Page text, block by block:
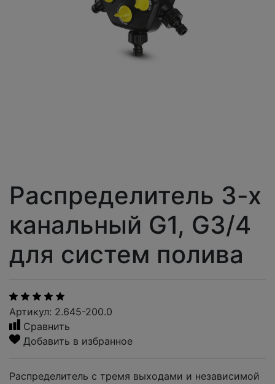
Распределитель 3-х
канальный G1, G3/4
для систем полива
Артикул: 2.645-200.0
Сравнить
Добавить в избранное
Распределитель с тремя выходами и независимой